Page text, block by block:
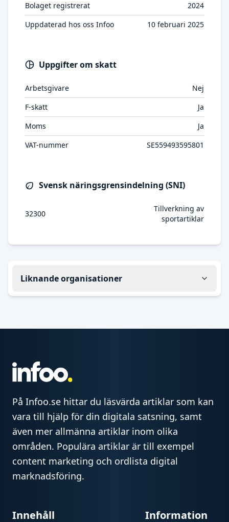
Bolaget registrerat
2024
Uppdaterad hos oss Infoo
10 februari 2025
Uppgifter om skatt
Arbetsgivare
Nej
F-skatt
Ja
Moms
Ja
VAT-nummer
SE559493595801
Svensk näringsgrensindelning (SNI)
32300
Tillverkning av
sportartiklar
Liknande organisationer
På Infoo.se hittar du läsvärda artiklar som kan
vara till hjälp för din digitala satsning, samt
även mer allmänna artiklar inom olika
områden. Populära artiklar är till exempel
content marketing och ordlista digital
marknadsföring.
Innehåll Information